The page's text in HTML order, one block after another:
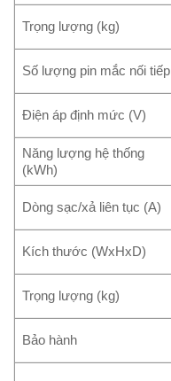
Trọng lượng (kg)
Số lượng pin mắc nối tiếp
Điện áp định mức (V)
Năng lượng hệ thống
(kWh)
Dòng sạc/xả liên tục (A)
Kích thước (WxHxD)
Trọng lượng (kg)
Bảo hành